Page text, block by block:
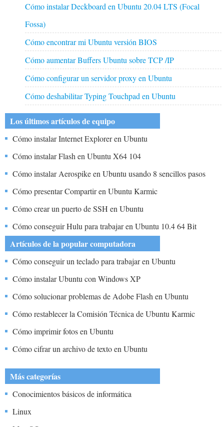
Cómo instalar Deckboard en Ubuntu 20.04 LTS (Focal
Fossa)
Cómo encontrar mi Ubuntu versión BIOS
Cómo aumentar Buffers Ubuntu sobre TCP /IP
Cómo configurar un servidor proxy en Ubuntu
Cómo deshabilitar Typing Touchpad en Ubuntu
Los últimos artículos de equipo
Cómo instalar Internet Explorer en Ubuntu
Cómo instalar Flash en Ubuntu X64 104
Cómo instalar Aerospike en Ubuntu usando 8 sencillos pasos
Cómo presentar Compartir en Ubuntu Karmic
Cómo crear un puerto de SSH en Ubuntu
Cómo conseguir Hulu para trabajar en Ubuntu 10.4 64 Bit
Artículos de la popular computadora
Cómo conseguir un teclado para trabajar en Ubuntu
Cómo instalar Ubuntu con Windows XP
Cómo solucionar problemas de Adobe Flash en Ubuntu
Cómo restablecer la Comisión Técnica de Ubuntu Karmic
Cómo imprimir fotos en Ubuntu
Cómo cifrar un archivo de texto en Ubuntu
Más categorías
Conocimientos básicos de informática
Linux